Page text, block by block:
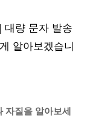
대량 문자 발송
알아보겠습니
자질을 알아보세